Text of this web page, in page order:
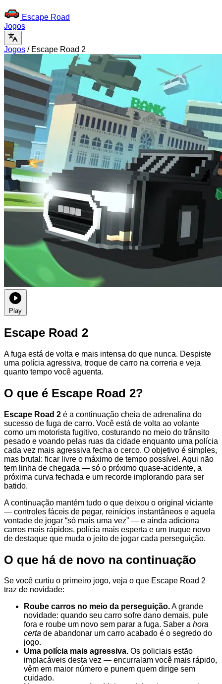
Escape Road
Jogos
Jogos / Escape Road 2
Play
Escape Road 2
A fuga está de volta e mais intensa do que nunca. Despiste
uma polícia agressiva, troque de carro na correria e veja
quanto tempo você aguenta.
O que é Escape Road 2?
Escape Road 2 é a continuação cheia de adrenalina do
sucesso de fuga de carro. Você está de volta ao volante
como um motorista fugitivo, costurando no meio do trânsito
pesado e voando pelas ruas da cidade enquanto uma polícia
cada vez mais agressiva fecha o cerco. O objetivo é simples,
mas brutal: ficar livre o máximo de tempo possível. Aqui não
tem linha de chegada — só o próximo quase-acidente, a
próxima curva fechada e um recorde implorando para ser
batido.
A continuação mantém tudo o que deixou o original viciante
— controles fáceis de pegar, reinícios instantâneos e aquela
vontade de jogar “só mais uma vez” — e ainda adiciona
carros mais rápidos, polícia mais esperta e um truque novo
de destaque que muda o jeito de jogar cada perseguição.
O que há de novo na continuação
Se você curtiu o primeiro jogo, veja o que Escape Road 2
traz de novidade:
Roube carros no meio da perseguição.A grande
novidade: quando seu carro sofre dano demais, pule
fora e roube um novo sem parar a fuga. Saber a hora
certa de abandonar um carro acabado é o segredo do
jogo.
Uma polícia mais agressiva. Os policiais estão
implacáveis desta vez — encurralam você mais rápido,
vêm em maior número e punem quem dirige sem
cuidado.